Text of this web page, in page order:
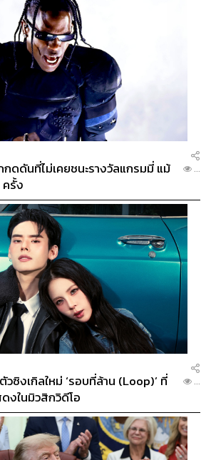
อนุทิน ชาญวีรกูล
รถพุ่มพวง
ศุภจี สุธรรมพันธุ์
ตุ้นเศรษฐกิจ
ไปรษณีย์ไทย
กระทรวงมหาดไทย
ไทยช่วยไทย พลัส กระทรวงพาณิชย์
193
ABOUT THE AUTHOR
THE STANDARD TEAM
กองบรรณาธิการ THE STANDARD
ดดันที่ไม่เคยชนะรางวัลแกรมมี่ แม้
ครั้ง
...
วซิงเกิลใหม่ ‘รอบที่ล้าน (Loop)’ ที่
ดงในมิวสิกวิดีโอ
...